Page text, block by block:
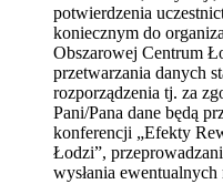
potwierdzenia
koniecznym do
Obszarowej Centrum
przetwarzania danych
rozporządzenia tj. za
Pani/Pana dane będą
konferencji „Efekty
Łodzi”,
wysłania